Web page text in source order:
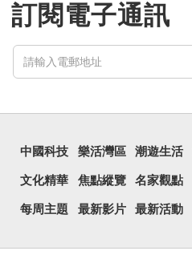
訂閱電子通訊
中國科技 樂活灣區 潮遊生活
文化精華 焦點縱覽 名家觀點
每周主題 最新影片 最新活動